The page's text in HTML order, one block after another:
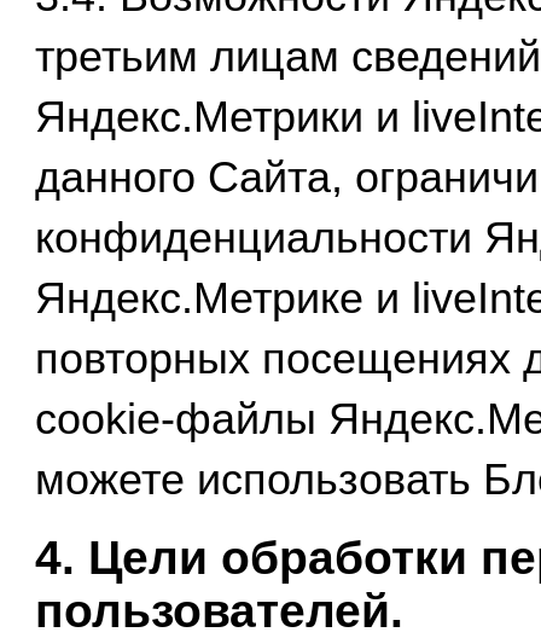
третьим лицам
Яндекс.Метрики и
данного Сайта,
конфиденциальности
Яндекс.Метрике и
повторных посещениях
cookie-файлы
можете использовать
4. Цели обработки
пользователей.